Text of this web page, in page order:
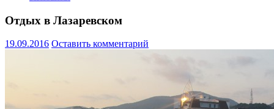
Отдых в Лазаревском
19.09.2016 Оставить комментарий